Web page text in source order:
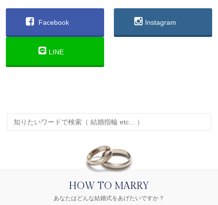
Facebook Instagram
LINE
HOW TO MARRY
あなたはどんな結婚式をあげたいですか？